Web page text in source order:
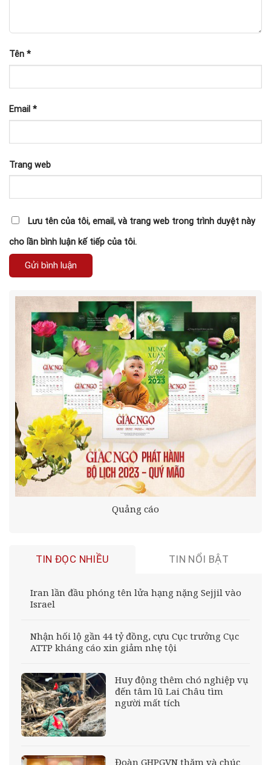
Tên *
Email *
Trang web
Lưu tên của tôi, email, và trang web trong trình duyệt này
cho lần bình luận kế tiếp của tôi.
Quảng cáo
TIN ĐỌC NHIỀU TIN NỔI BẬT
Iran lần đầu phóng tên lửa hạng nặng Sejjil vào
Israel
Nhận hối lộ gần 44 tỷ đồng, cựu Cục trưởng Cục
ATTP kháng cáo xin giảm nhẹ tội
Huy động thêm chó nghiệp vụ
đến tâm lũ Lai Châu tìm
người mất tích
Đoàn GHPGVN thăm và chúc